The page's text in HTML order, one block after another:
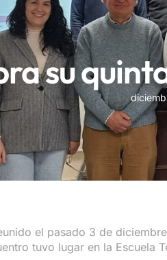
su
el pasado 3 de
tuvo lugar en la Escuela